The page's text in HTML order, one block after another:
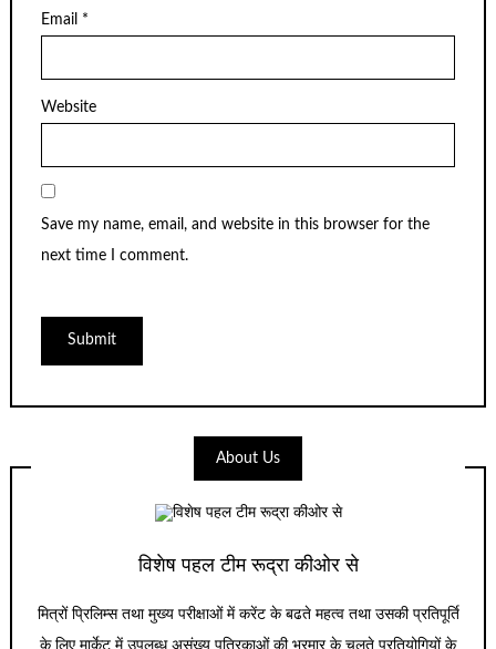
Email *
Website
Save my name, email, and website in this browser for the
next time I comment.
About Us
विशेष पहल टीम रूद्रा कीओर से
मित्रों प्रिलिम्स तथा मुख्य परीक्षाओं में करेंट के बढते महत्व तथा उसकी प्रतिपूर्ति
के लिए मार्केट में उपलब्ध असंख्य पत्रिकाओं की भरमार के चलते प्रतियोगियों के